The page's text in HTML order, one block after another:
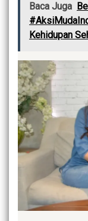
Baca Juga
Kehidupan